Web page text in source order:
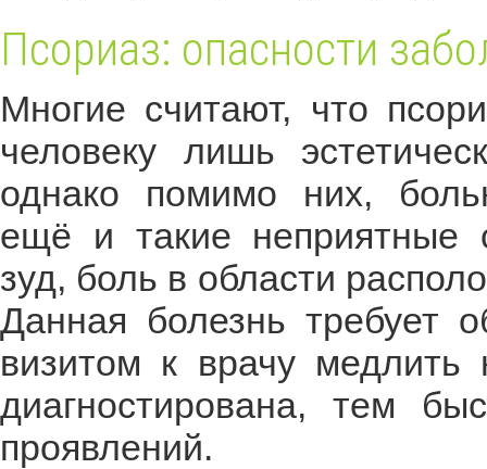
Псориаз: опасности
Многие считают, что
человеку лишь
однако помимо них,
ещё и такие неприятные
зуд, боль в области
Данная болезнь требует
визитом к врачу
диагностирована, тем
проявлений.